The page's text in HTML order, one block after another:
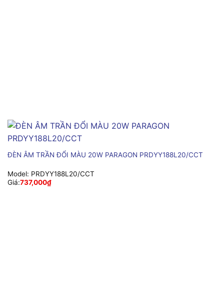
ĐÈN ÂM TRẦN ĐỔI MÀU 20W PARAGON PRDYY188L20/CCT
Model: PRDYY188L20/CCT
Giá:737,000₫